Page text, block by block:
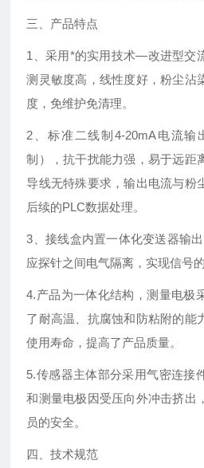
三、产品特点
1、采用*的实用技术—改进型交
测灵敏度高，线性度好，粉尘沾
度，免维护免清理。
2、标准二线制4-20mA电流输
制），抗干扰能力强，易于远距
导线无特殊要求，输出电流与粉
后续的PLC数据处理。
3、接线盒内置一体化变送器输
应探针之间电气隔离，实现信号
4.产品为一体化结构，测量电极
了耐高温、抗腐蚀和防粘附的能
使用寿命，提高了产品质量。
5.传感器主体部分采用气密连接
和测量电极因受压向外冲击挤出
员的安全。
四、技术规范